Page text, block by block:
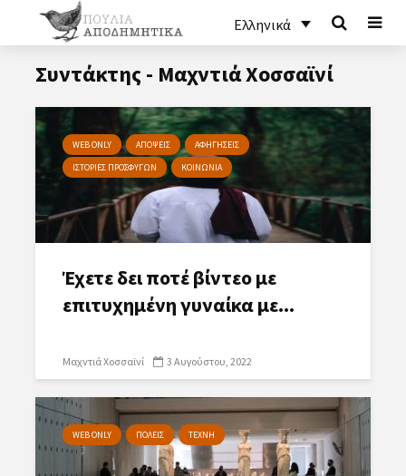
Ελληνικά
Συντάκτης - Μαχντιά Χοσσαϊνί
WEB ONLY ΑΠΟΨΕΙΣ
ΑΦΗΓΗΣΕΙΣ
ΙΣΤΟΡΙΕΣ ΠΡΟΣΦΥΓΩΝ
ΚΟΙΝΩΝΙΑ
Έχετε δει ποτέ βίντεο με
επιτυχημένη γυναίκα με...
Μαχντιά Χοσσαϊνί 3 Αυγούστου, 2022
WEB ONLY ΠΟΛΕΙΣ ΤΕΧΝΗ